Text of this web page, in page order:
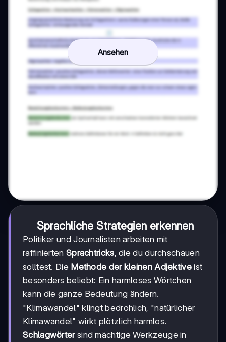
Ansehen
Sprachliche Strategien erkennen
Politiker und Journalisten arbeiten mit
raffinierten Sprachtricks, die du durchschauen
solltest. Die Methode der kleinen Adjektiveist
besonders beliebt: Ein harmloses Wörtchen
kann die ganze Bedeutung ändern.
"Klimawandel" klingt bedrohlich, "natürlicher
Klimawandel" wirkt plötzlich harmlos.
Schlagwörtersind mächtige Werkzeuge in